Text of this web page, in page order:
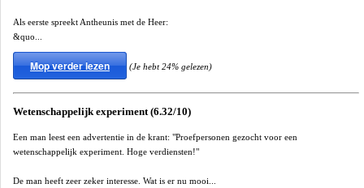
Als eerste spreekt Antheunis met de Heer:
&quo...
Mop verder lezen (Je hebt 24% gelezen)
Wetenschappelijk experiment (6.32/10)
Een man leest een advertentie in de krant: "Proefpersonen gezocht voor een
wetenschappelijk experiment. Hoge verdiensten!"
De man heeft zeer zeker interesse. Wat is er nu mooi...